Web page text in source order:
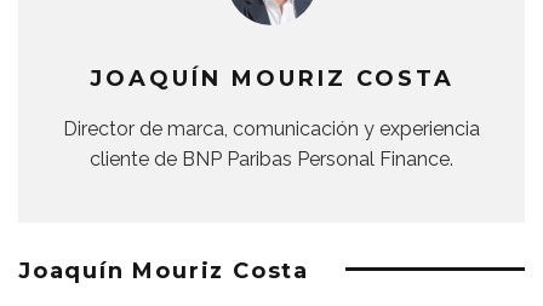
JOAQUÍN MOURIZ COSTA
Director de marca, comunicación y experiencia
cliente de BNP Paribas Personal Finance.
Joaquín Mouriz Costa